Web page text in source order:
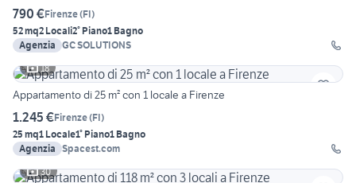
790 €Firenze(FI)
52 mq2 Locali2° Piano1 Bagno
Agenzia GC SOLUTIONS
18
Appartamento di 25 m² con 1 locale a Firenze
1.245 €Firenze(FI)
25 mq1 Locale1° Piano1 Bagno
Agenzia Spacest.com
30